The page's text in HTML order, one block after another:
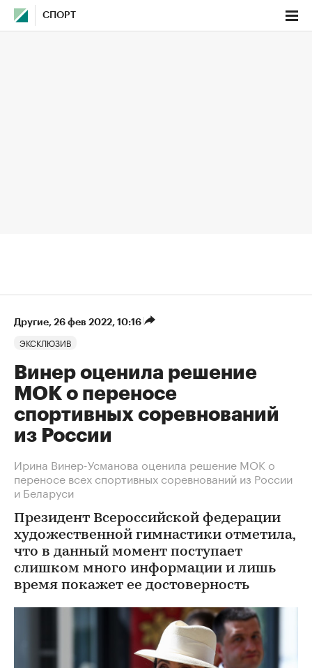
СПОРТ
Другие⁠, 26 фев 2022, 10:16
ЭКСКЛЮЗИВ
Винер оценила решение
МОК о переносе
спортивных соревнований
из России
Ирина Винер-Усманова оценила решение МОК о
переносе всех спортивных соревнований из России
и Беларуси
Президент Всероссийской федерации
художественной гимнастики отметила,
что в данный момент поступает
слишком много информации и лишь
время покажет ее достоверность